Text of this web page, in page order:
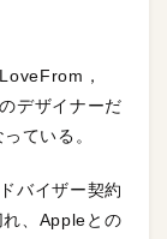
，
デザイナーだ
ている。
バイザー契約
、Appleとの